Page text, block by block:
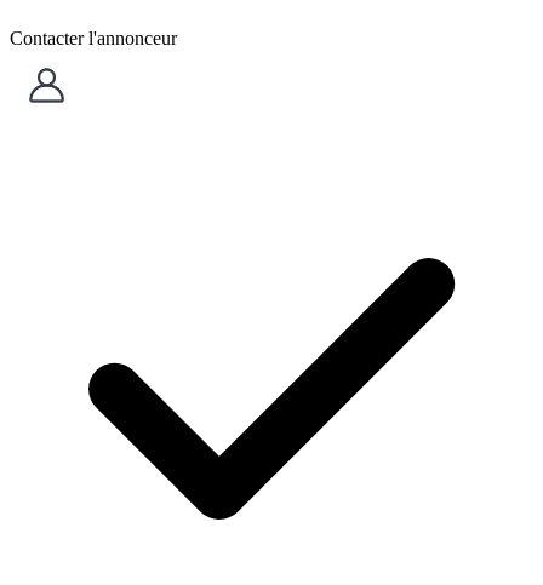
Contacter l'annonceur